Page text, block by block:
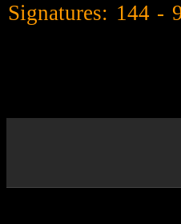
Signatures: 144 -